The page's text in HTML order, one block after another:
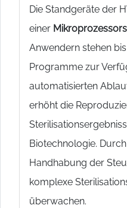
Die Standgeräte der
einer
Anwendern stehen
Programme zur
automatisierten
erhöht die
Biotechnologie.
Handhabung der
komplexe
überwachen.